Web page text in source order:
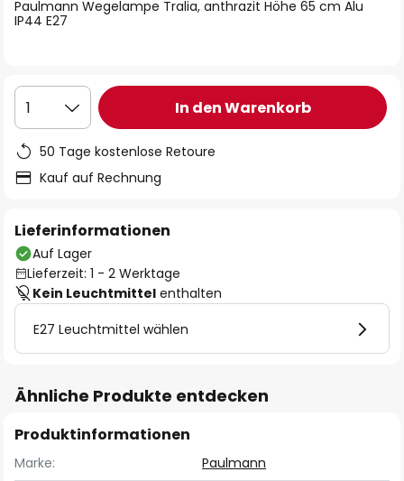
Paulmann Wegelampe Tralia, anthrazit Höhe 65 cm Alu
IP44 E27
1 In den Warenkorb
50 Tage kostenlose Retoure
Kauf auf Rechnung
Lieferinformationen
Auf Lager
Lieferzeit: 1 - 2 Werktage
Kein Leuchtmittel enthalten
E27 Leuchtmittel wählen
Ähnliche Produkte entdecken
Produktinformationen
Marke:
Paulmann